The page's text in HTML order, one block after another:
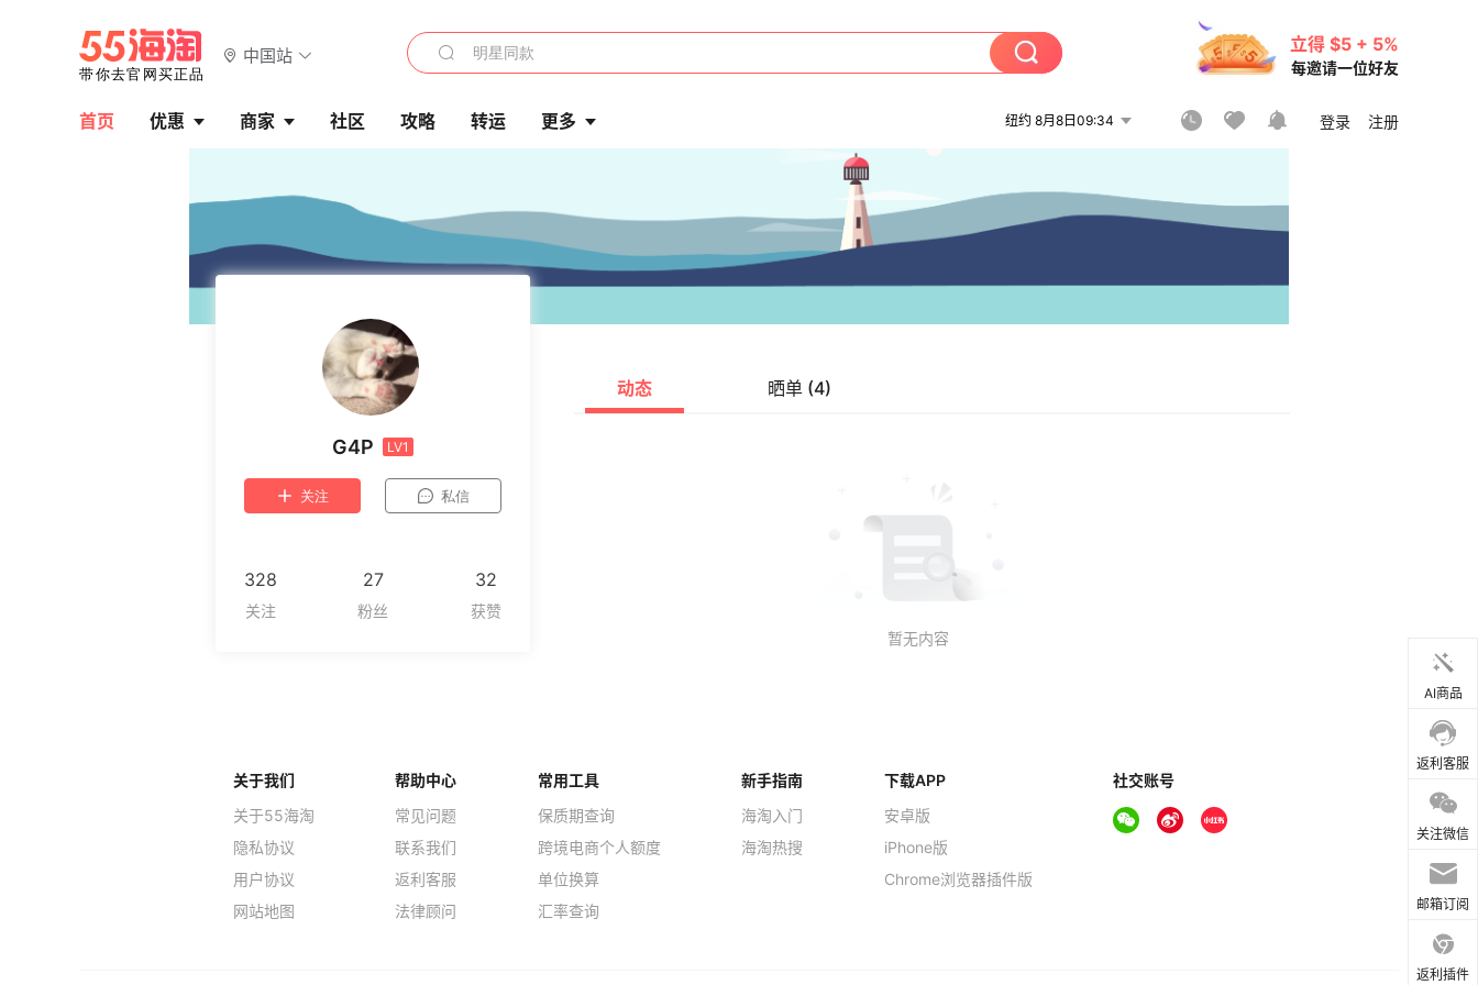
中国站
立得 $5 + 5%
每邀请一位好友
首页 优惠 商家 社区 攻略 转运 更多 纽约 8月8日09:34 登录 注册
G4P LV1
关注 私信
328 27 32
动态 晒单 (4)
AI商品
返利客服
关注微信
邮箱订阅
返利插件
关于我们
关于55海淘
隐私协议
用户协议
网站地图
帮助中心
常见问题
联系我们
返利客服
法律顾问
常用工具
保质期查询
跨境电商个人额度
单位换算
汇率查询
新手指南
海淘入门
海淘热搜
下载APP
安卓版
iPhone版
Chrome浏览器插件版
社交账号